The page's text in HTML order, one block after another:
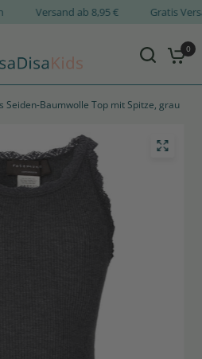
Versand ab 8,95 € Gratis
0
Seiden-Baumwolle Top mit Spitze, grau